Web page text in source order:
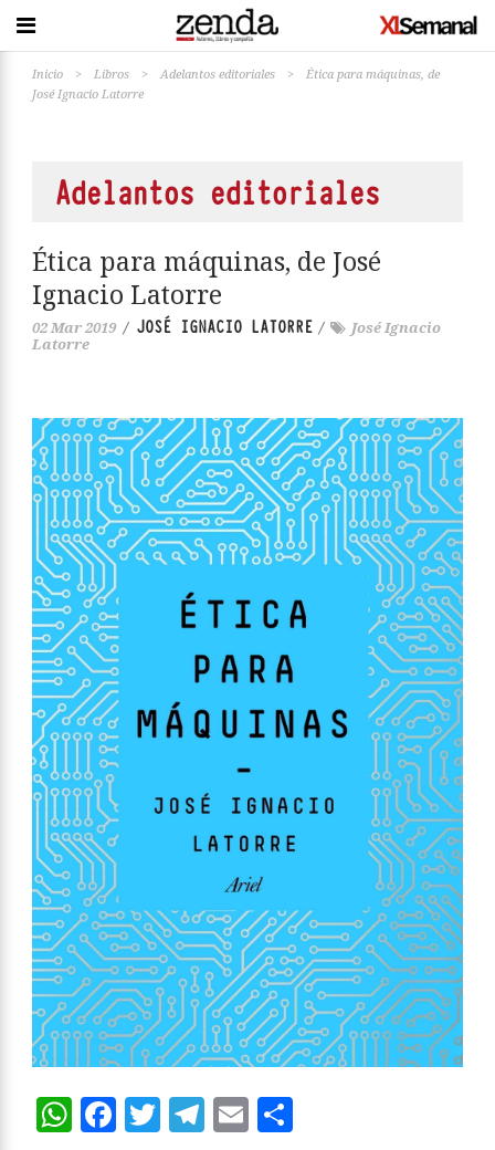
Inicio > Libros > Adelantos editoriales >
Ética para máquinas, de
José Ignacio Latorre
Adelantos editoriales
Ética para máquinas, de José
Ignacio Latorre
02 Mar 2019 / JOSÉ IGNACIO LATORRE /
José Ignacio
Latorre
WhatsApp
Facebook
Twitter
Telegram
Email